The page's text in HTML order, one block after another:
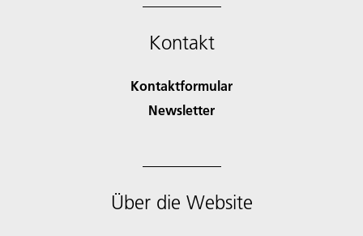
Kontakt
Kontaktformular
Newsletter
Über die Website